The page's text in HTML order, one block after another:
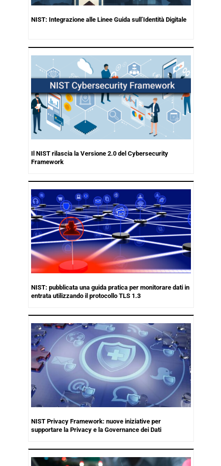
NIST: Integrazione alle Linee Guida sull’Identità Digitale
Il NIST rilascia la Versione 2.0 del Cybersecurity
Framework
NIST: pubblicata una guida pratica per monitorare dati in
entrata utilizzando il protocollo TLS 1.3
NIST Privacy Framework: nuove iniziative per
supportare la Privacy e la Governance dei Dati